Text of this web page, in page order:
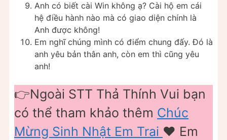
Anh có biết cài Win không ạ? Cài hộ em cái
hệ điều hành nào mà có giao diện chính là
Anh được không!
Em nghĩ chúng mình có điểm chung đấy. Đó là
anh yêu bản thân anh, còn em thì cũng yêu
anh!
👉Ngoài STT Thả Thính Vui bạn
có thể tham khảo thêm Chúc
Mừng Sinh Nhật Em Trai ❤️ Em